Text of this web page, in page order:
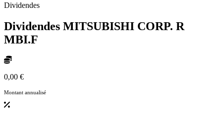
Dividendes
Dividendes MITSUBISHI CORP. R
MBI.F
0,00 €
Montant annualisé